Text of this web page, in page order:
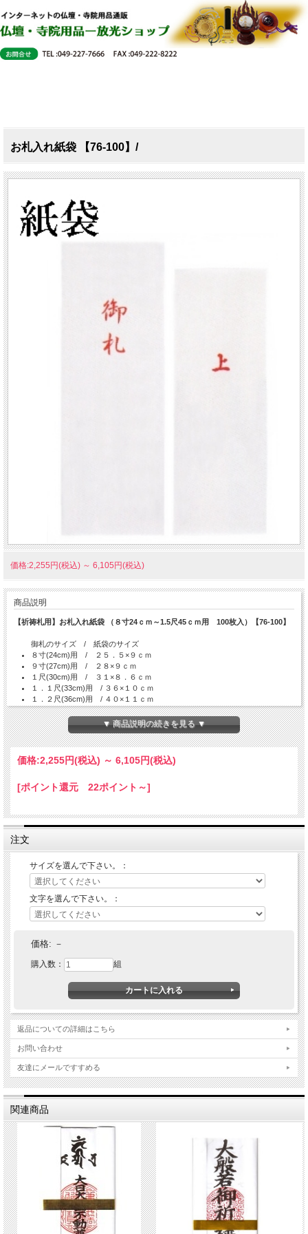
お札入れ紙袋 【76-100】/
価格:2,255円(税込) ～ 6,105円(税込)
商品説明
【祈祷札用】お札入れ紙袋 （８寸24ｃｍ～1.5尺45ｃｍ用 100枚入）【76-100】
御札のサイズ / 紙袋のサイズ
８寸(24cm)用 / ２５．５×９ｃｍ
９寸(27cm)用 / ２８×９ｃｍ
１尺(30cm)用 / ３１×８．６ｃｍ
１．１尺(33cm)用 / ３６×１０ｃｍ
１．２尺(36cm)用 / ４０×１１ｃｍ
１．５尺(45cm)用 / ５０×１２．３ｃｍ
絵馬用 20×18ｃｍ
文字選べます(上・御札)。無地もございます。
※発送の目安：ご注文確認後７営業日
▼ 商品説明の続きを見る ▼
価格:2,255円(税込) ～ 6,105円(税込)
[ポイント還元 22ポイント～]
注文
サイズを選んで下さい。：
文字を選んで下さい。：
価格: －
購入数： 組
返品についての詳細はこちら
お問い合わせ
友達にメールですすめる
関連商品